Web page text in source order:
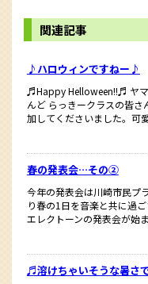
関連記事
♪ハロウィンですねー♪
♬Happy Helloween!!♬ ヤマ
んど らっきークラスの皆
加してくださいました。可
春の発表会…その②
今年の発表会は川崎市民プ
り春の1日を音楽と共に過
エレクトーンの発表会が始
♬溶けちゃいそうな暑さ